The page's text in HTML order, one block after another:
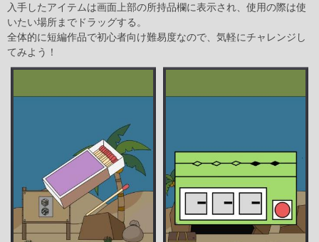
入手したアイテムは画面上部の所持品欄に表示され、使用の際は使
いたい場所までドラッグする。
全体的に短編作品で初心者向け難易度なので、気軽にチャレンジし
てみよう！